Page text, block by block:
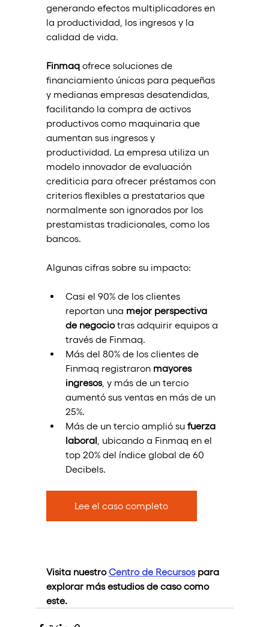
generando efectos multiplicadores en
la productividad, los ingresos y la
calidad de vida.
Finmaq ofrece soluciones de
financiamiento únicas para pequeñas
y medianas empresas desatendidas,
facilitando la compra de activos
productivos como maquinaria que
aumentan sus ingresos y
productividad. La empresa utiliza un
modelo innovador de evaluación
crediticia para ofrecer préstamos con
criterios flexibles a prestatarios que
normalmente son ignorados por los
prestamistas tradicionales, como los
bancos.
Algunas cifras sobre su impacto:
Casi el 90% de los clientes
reportan una mejor perspectiva
de negocio tras adquirir equipos a
través de Finmaq.
Más del 80% de los clientes de
Finmaq registraron mayores
ingresos, y más de un tercio
aumentó sus ventas en más de un
25%.
Más de un tercio amplió su fuerza
laboral , ubicando a Finmaq en el
top 20% del índice global de 60
Decibels.
Lee el caso completo
Visita nuestro Centro de Recursos para
explorar más estudios de caso como
este.